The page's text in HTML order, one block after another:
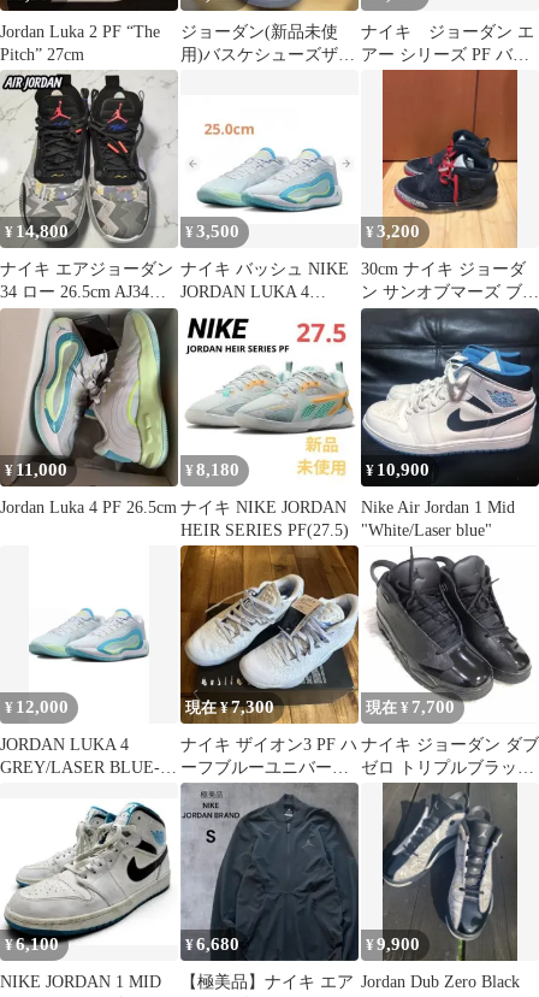
Jordan Luka 2 PF “The
Pitch” 27cm
ジョーダン(新品未使
用)バスケシューズザイ
ナイキ ジョーダン エ
アー シリーズ PF バス
¥ 14,800
ナイキ エアジョーダン
34 ロー 26.5cm AJ34
CZ7746-008
¥3,500
ナイキ バッシュ NIKE
JORDAN LUKA 4
PF(25.0)
¥3,200
30cm ナイキ ジョーダ
ン サンオブマーズ ブラ
ックセメント
¥ 11,000
Jordan Luka 4 PF 26.5cm
¥ 8,180
ナイキ NIKE JORDAN
HEIR SERIES PF(27.5)
¥ 10,900
Nike Air Jordan 1 Mid
"White/Laser blue"
¥ 12,000
JORDAN LUKA 4
GREY/LASER BLUE-
現在 ¥7,300
ナイキ ザイオン3 PF ハ
ーフブルーユニバーシ
ティブルー DR0676-400
現在 ¥ 7,700
ナイキ ジョーダン ダブ
ゼロ トリプルブラック
26cm NIKEJORDAN
¥6,100
NIKE JORDAN 1 MID
¥6,680
【極美品】ナイキ エア
¥9,900
Jordan Dub Zero Black